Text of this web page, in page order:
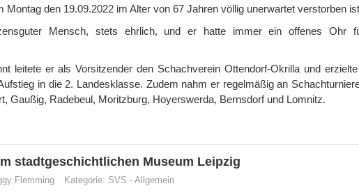
Montag den 19.09.2022 im Alter von 67 Jahren völlig unerwartet verstorben
Mensch, stets ehrlich, und er hatte immer ein offenes Ohr
leitete er als Vorsitzender den Schachverein Ottendorf-Okrilla und
in die 2. Landesklasse. Zudem nahm er regelmäßig an
Gaußig, Radebeul, Moritzburg, Hoyerswerda, Bernsdorf und Lomnitz.
stadtgeschichtlichen Museum Leipzig
Flemming Kategorie: SVS - Allgemein